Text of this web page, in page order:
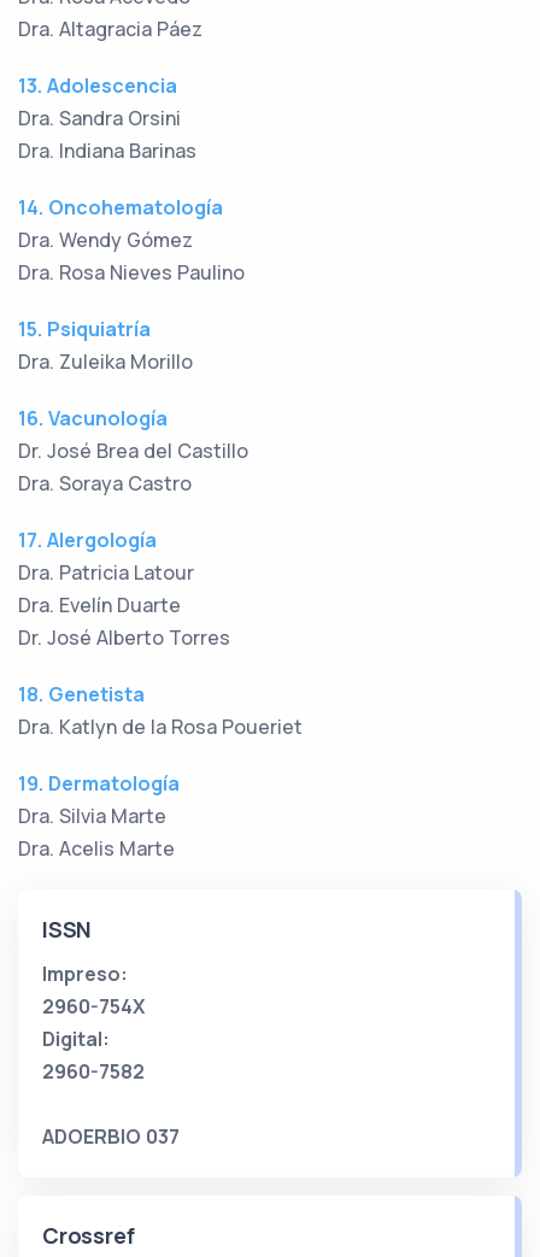
Dra. Altagracia Páez
13. Adolescencia
Dra. Sandra Orsini
Dra. Indiana Barinas
14. Oncohematología
Dra. Wendy Gómez
Dra. Rosa Nieves Paulino
15. Psiquiatría
Dra. Zuleika Morillo
16. Vacunología
Dr. José Brea del Castillo
Dra. Soraya Castro
17. Alergología
Dra. Patricia Latour
Dra. Evelín Duarte
Dr. José Alberto Torres
18. Genetista
Dra. Katlyn de la Rosa Poueriet
19. Dermatología
Dra. Silvia Marte
Dra. Acelis Marte
ISSN
Impreso:
2960-754X
Digital:
2960-7582
ADOERBIO 037
Crossref